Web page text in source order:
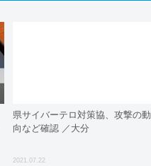
県サイバーテロ対策協、攻撃の動
向など確認 ／大分
2021.07.22